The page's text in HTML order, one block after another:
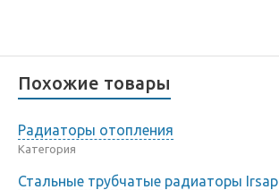
Похожие товары
Радиаторы отопления
Категория
Стальные трубчатые радиаторы Irsap